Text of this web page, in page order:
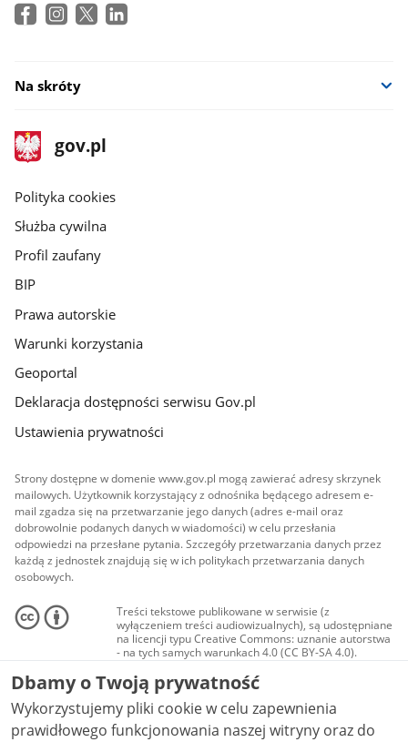
Na skróty
stopka
gov.pl
Strona
gov.pl
gov.pl
Polityka cookies
Służba cywilna
Profil zaufany
BIP
Prawa autorskie
Warunki korzystania
Geoportal
Deklaracja dostępności serwisu Gov.pl
Ustawienia prywatności
Strony dostępne w domenie www.gov.pl mogą zawierać adresy skrzynek
mailowych. Użytkownik korzystający z odnośnika będącego adresem e-
mail zgadza się na przetwarzanie jego danych (adres e-mail oraz
dobrowolnie podanych danych w wiadomości) w celu przesłania
odpowiedzi na przesłane pytania. Szczegóły przetwarzania danych przez
każdą z jednostek znajdują się w ich politykach przetwarzania danych
osobowych.
Treści tekstowe publikowane w serwisie (z
wyłączeniem treści audiowizualnych), są udostępniane
na licencji typu Creative Commons: uznanie autorstwa
- na tych samych warunkach 4.0 (CC BY-SA 4.0).
Materiały audiowizualne, w tym zdjęcia, materiały
audio i wideo, są udostępniane na licencji typu
Creative Commons: uznanie autorstwa użycie
niekomercyjne - bez utworów zależnych 4.0 (CC BY-
NC-ND 4.0), o ile nie jest to stwierdzone inaczej.
Dbamy o Twoją prywatność
Wykorzystujemy pliki cookie w celu zapewnienia
prawidłowego funkcjonowania naszej witryny oraz do